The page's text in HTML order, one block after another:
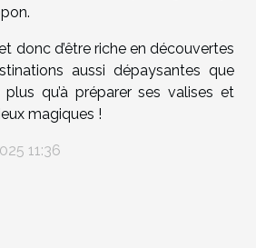
donc d’être riche en découvertes
aussi dépaysantes que
qu’à préparer ses valises et
magiques !
11:36